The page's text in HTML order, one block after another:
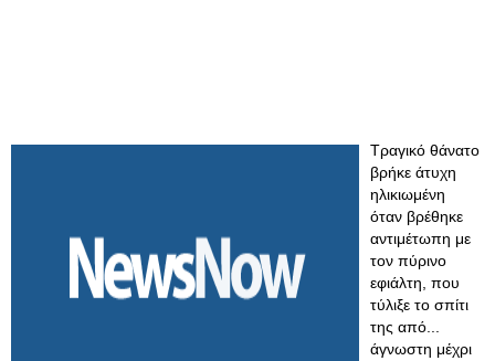
Τραγικό θάνατο
βρήκε άτυχη
ηλικιωμένη
όταν βρέθηκε
αντιμέτωπη με
τον πύρινο
εφιάλτη, που
τύλιξε το σπίτι
της από...
άγνωστη μέχρι